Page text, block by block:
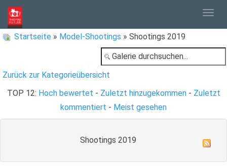
Startseite » Model-Shootings » Shootings 2019
Zurück zur Kategorieübersicht
TOP 12: Hoch bewertet - Zuletzt hinzugekommen- Zuletzt
kommentiert - Meist gesehen
Shootings 2019